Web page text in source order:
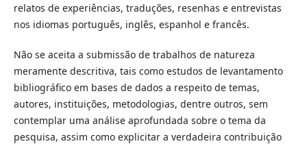
relatos de experiências, traduções, resenhas e entrevistas
nos idiomas português, inglês, espanhol e francês.
Não se aceita a submissão de trabalhos de natureza
meramente descritiva, tais como estudos de levantamento
bibliográfico em bases de dados a respeito de temas,
autores, instituições, metodologias, dentre outros, sem
contemplar uma análise aprofundada sobre o tema da
pesquisa, assim como explicitar a verdadeira contribuição